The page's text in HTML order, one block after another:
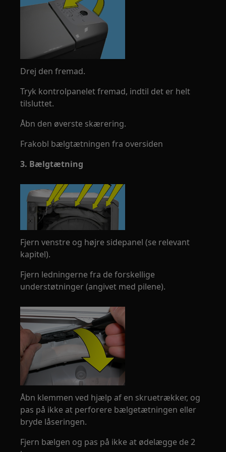
Drej den fremad.
Tryk kontrolpanelet fremad, indtil det er helt
tilsluttet.
Åbn den øverste skærering.
Frakobl bælgtætningen fra oversiden
3. Bælgtætning
Fjern venstre og højre sidepanel (se relevant
kapitel).
Fjern ledningerne fra de forskellige
understøtninger (angivet med pilene).
Åbn klemmen ved hjælp af en skruetrækker, og
pas på ikke at perforere bælgetætningen eller
bryde låseringen.
Fjern bælgen og pas på ikke at ødelægge de 2